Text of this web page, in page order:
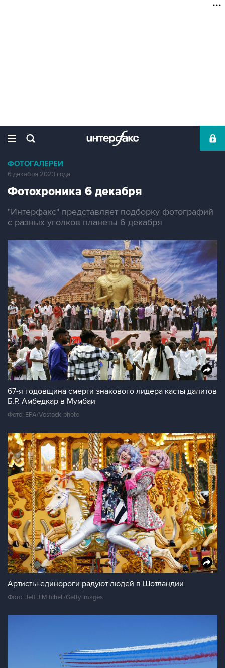
ФОТОГАЛЕРЕИ
6 декабря 2023 года
Фотохроника 6 декабря
"Интерфакс" представляет подборку фотографий
с разных уголков планеты 6 декабря
67-я годовщина смерти знакового лидера касты далитов
Б.Р. Амбедкар в Мумбаи
Фото: EPA/Vostock-photo
Артисты-единороги радуют людей в Шотландии
Фото: Jeff J Mitchell/Getty Images